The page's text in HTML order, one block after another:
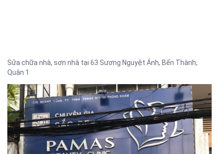
Sửa chữa nhà, sơn nhà tại 63 Sương Nguyệt Ánh, Bến Thành,
Quận 1